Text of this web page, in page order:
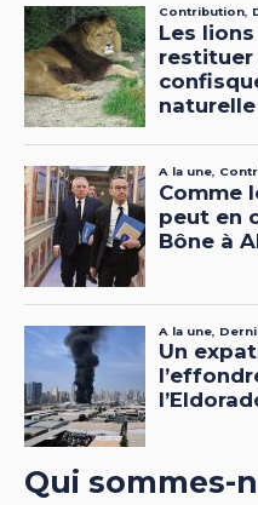
Qui sommes-